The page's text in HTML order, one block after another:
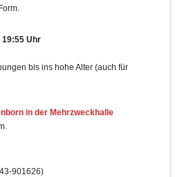
Uhr
bis ins hohe Alter (auch für
in der Mehrzweckhalle
901626)